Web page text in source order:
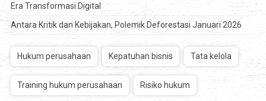
Era Transformasi Digital
Antara Kritik dan Kebijakan, Polemik Deforestasi Januari 2026
Hukum perusahaan Kepatuhan bisnis Tata kelola
Training hukum perusahaan Risiko hukum